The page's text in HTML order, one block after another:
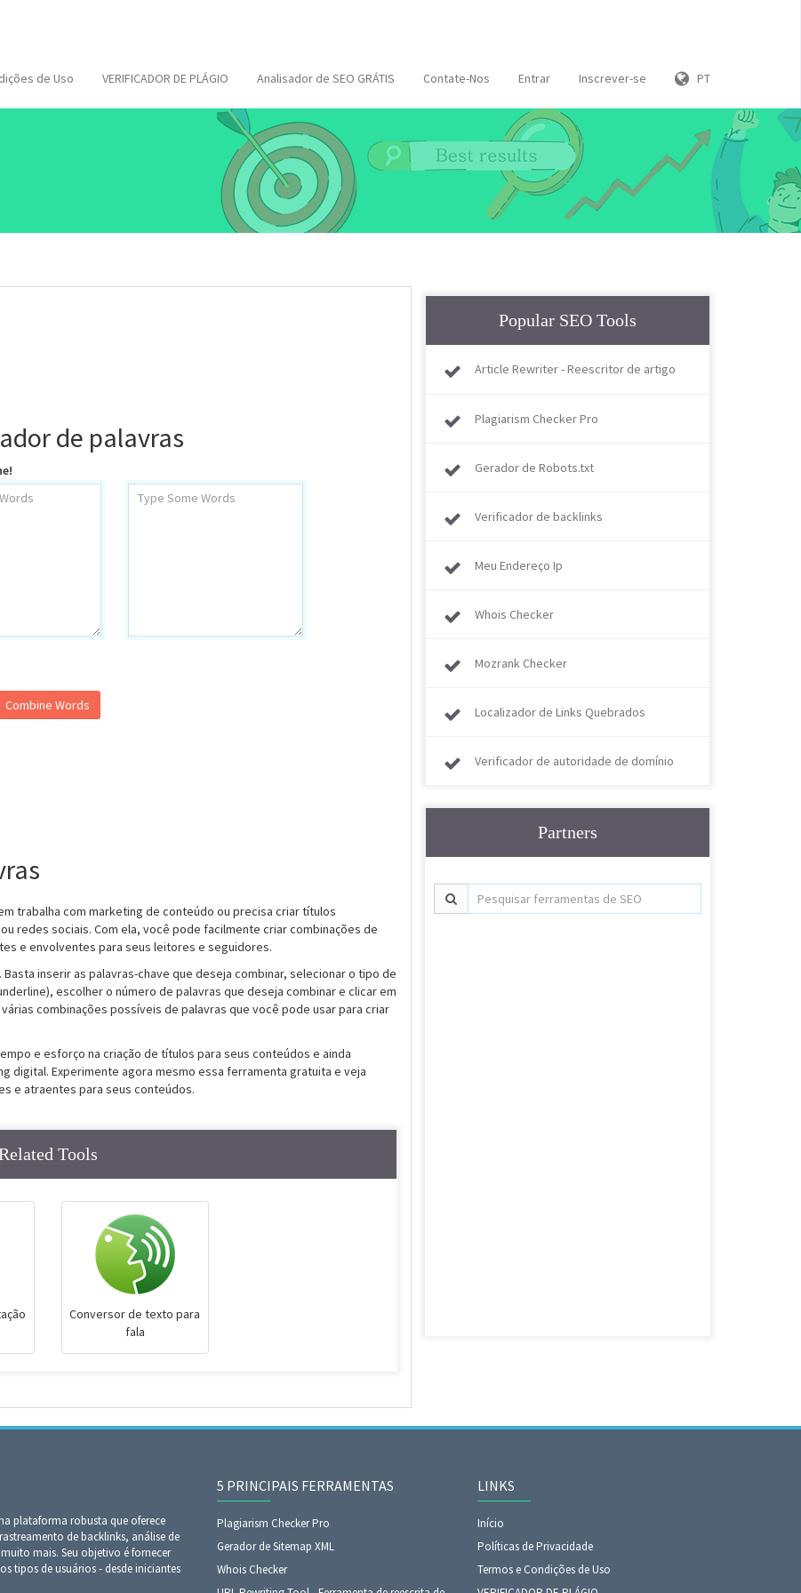
de Uso VERIFICADOR DE PLÁGIO Analisador de SEO GRÁTIS Contate-Nos Entrar Inscrever-se PT
de palavras
trabalha com marketing de conteúdo ou precisa criar títulos
redes sociais. Com ela, você pode facilmente criar combinações de
e envolventes para seus leitores e seguidores.
inserir as palavras-chave que deseja combinar, selecionar o tipo de
escolher o número de palavras que deseja combinar e clicar em
combinações possíveis de palavras que você pode usar para criar
e esforço na criação de títulos para seus conteúdos e ainda
digital. Experimente agora mesmo essa ferramenta gratuita e veja
e atraentes para seus conteúdos.
Tools
Conversor de texto para
fala
Popular SEO Tools
Article Rewriter - Reescritor de artigo
Plagiarism Checker Pro
Gerador de Robots.txt
Verificador de backlinks
Meu Endereço Ip
Whois Checker
Mozrank Checker
Localizador de Links Quebrados
Verificador de autoridade de domínio
Partners
plataforma robusta que oferece
de backlinks, análise de
mais. Seu objetivo é fornecer
tipos de usuários - desde iniciantes
5 PRINCIPAIS FERRAMENTAS
Plagiarism Checker Pro
Gerador de Sitemap XML
Whois Checker
LINKS
Início
Políticas de Privacidade
Termos e Condições de Uso